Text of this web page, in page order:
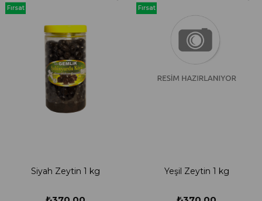
Siyah Zeytin 1 kg
Ürün
Fırsat
Yeşil Zeytin 1 kg
Ürün
Fırsat